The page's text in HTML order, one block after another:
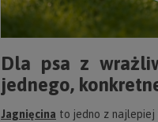
Dla psa z
jednego,
Jagnięcina to jedno z najlepiej